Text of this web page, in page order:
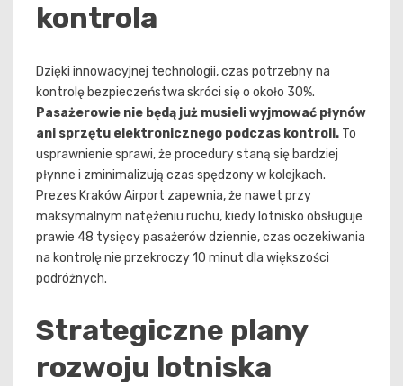
kontrola
Dzięki innowacyjnej technologii, czas potrzebny na
kontrolę bezpieczeństwa skróci się o około 30%.
Pasażerowie nie będą już musieli wyjmować płynów
ani sprzętu elektronicznego podczas kontroli. To
usprawnienie sprawi, że procedury staną się bardziej
płynne i zminimalizują czas spędzony w kolejkach.
Prezes Kraków Airport zapewnia, że nawet przy
maksymalnym natężeniu ruchu, kiedy lotnisko obsługuje
prawie 48 tysięcy pasażerów dziennie, czas oczekiwania
na kontrolę nie przekroczy 10 minut dla większości
podróżnych.
Strategiczne plany
rozwoju lotniska